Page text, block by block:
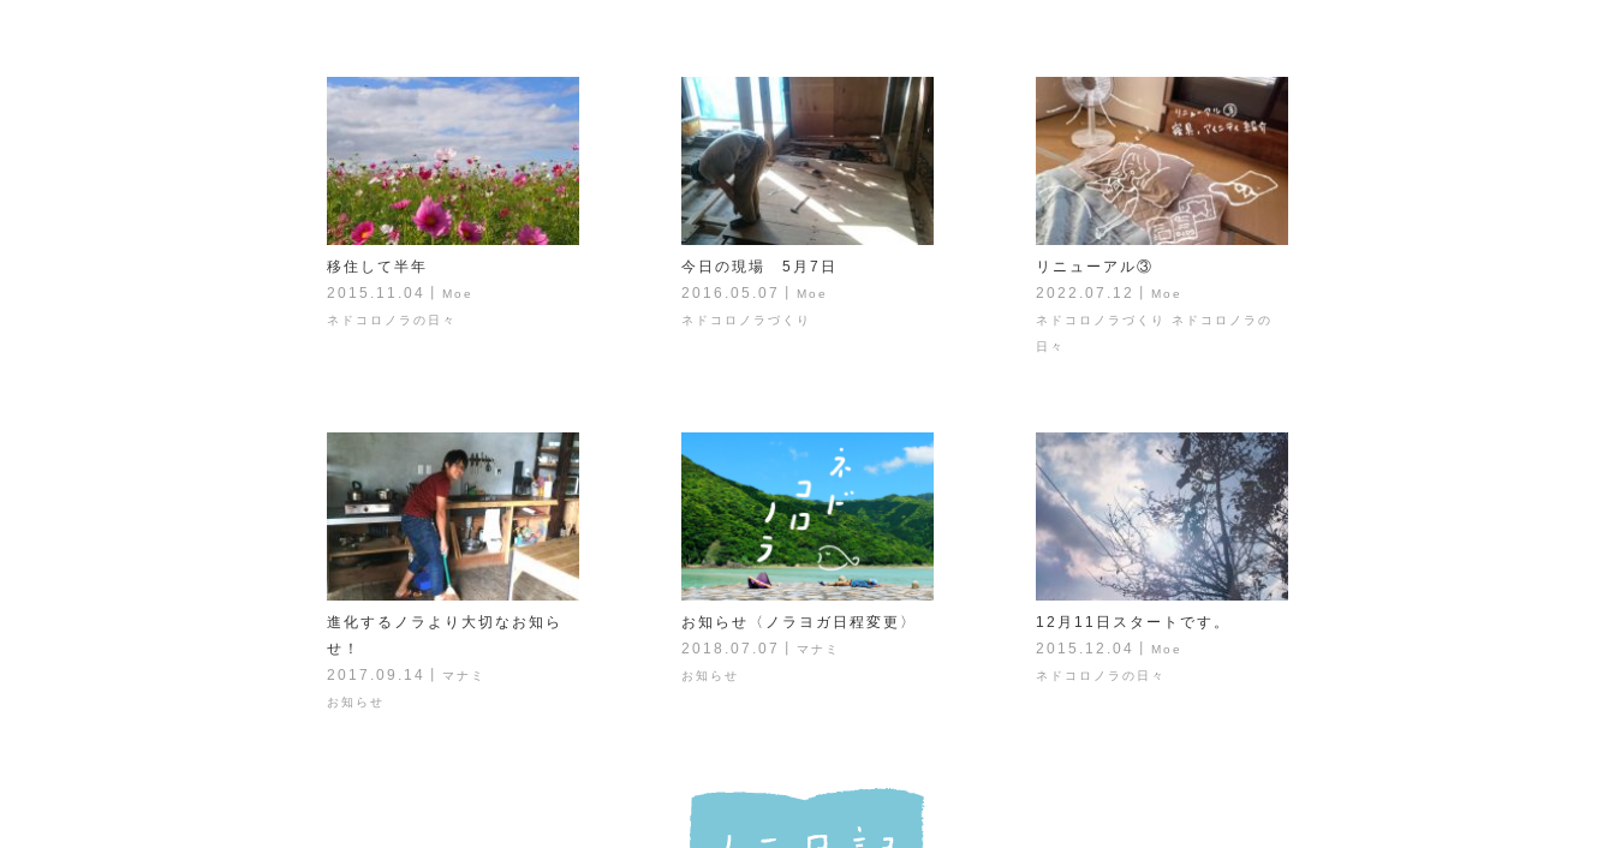
移住して半年
2015.11.04
Moe
ネドコロノラの日々
今日の現場 5月7日
2016.05.07
Moe
ネドコロノラづくり
リニューアル③
2022.07.12
Moe
ネドコロノラづくり
ネドコロノラの
日々
進化するノラより大切なお知ら
せ！
2017.09.14
マナミ
お知らせ
お知らせ〈ノラヨガ日程変更〉
2018.07.07
マナミ
お知らせ
12月11日スタートです。
2015.12.04
Moe
ネドコロノラの日々